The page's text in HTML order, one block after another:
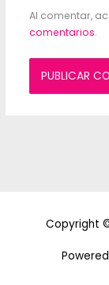
Al comentar,
comentarios.
Copyright